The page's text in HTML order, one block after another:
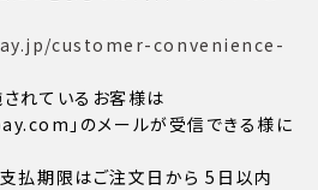
customer-convenience-
れているお客様は
」のメールが受信できる様に
払期限はご注文日から 5日以内